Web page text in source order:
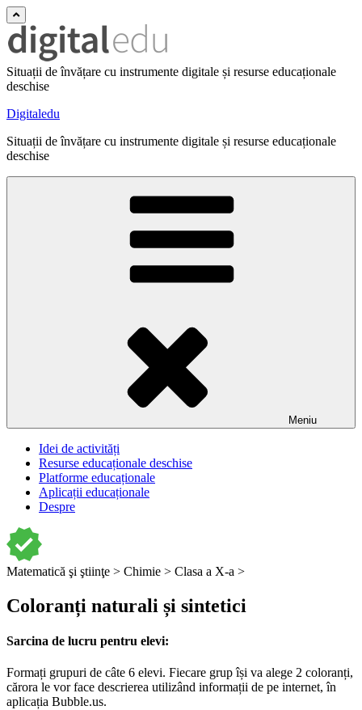
Situații de învățare cu instrumente digitale și resurse educaționale
deschise
Digitaledu
Situații de învățare cu instrumente digitale și resurse educaționale
deschise
Meniu
Idei de activități
Resurse educaționale deschise
Platforme educaționale
Aplicații educaționale
Despre
Matematică şi ştiinţe > Chimie > Clasa a X-a >
Coloranți naturali și sintetici
Sarcina de lucru pentru elevi:
Formați grupuri de câte 6 elevi. Fiecare grup își va alege 2 coloranți,
cărora le vor face descrierea utilizând informații de pe internet, în
aplicația Bubble.us.